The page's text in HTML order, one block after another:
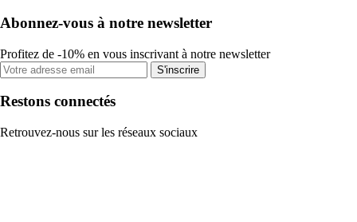
Abonnez-vous à notre newsletter
Profitez de -10% en vous inscrivant à notre newsletter
S'inscrire
Restons connectés
Retrouvez-nous sur les réseaux sociaux